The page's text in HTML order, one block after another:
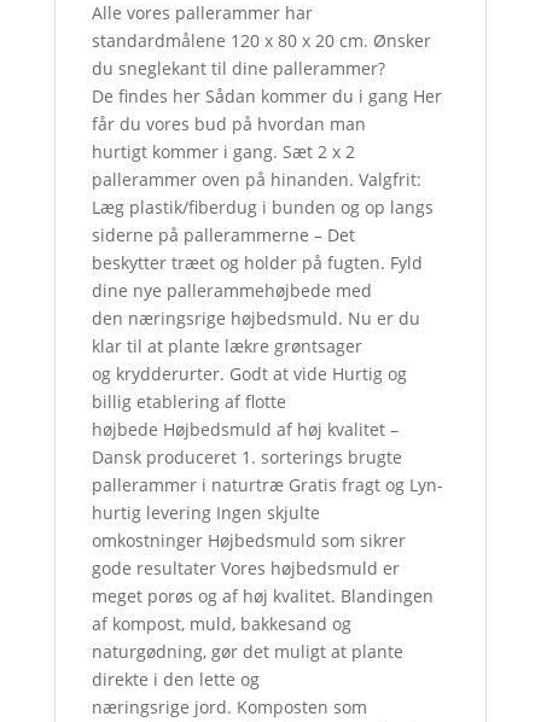
Alle vores pallerammer har
standardmålene 120 x 80 x 20 cm. Ønsker
du sneglekant til dine pallerammer?
De findes her Sådan kommer du i gang Her
får du vores bud på hvordan man
hurtigt kommer i gang. Sæt 2 x 2
pallerammer oven på hinanden. Valgfrit:
Læg plastik/fiberdug i bunden og op langs
siderne på pallerammerne – Det
beskytter træet og holder på fugten. Fyld
dine nye pallerammehøjbede med
den næringsrige højbedsmuld. Nu er du
klar til at plante lækre grøntsager
og krydderurter. Godt at vide Hurtig og
billig etablering af flotte
højbede Højbedsmuld af høj kvalitet –
Dansk produceret 1. sorterings brugte
pallerammer i naturtræ Gratis fragt og Lyn-
hurtig levering Ingen skjulte
omkostninger Højbedsmuld som sikrer
gode resultater Vores højbedsmuld er
meget porøs og af høj kvalitet. Blandingen
af kompost, muld, bakkesand og
naturgødning, gør det muligt at plante
direkte i den lette og
næringsrige jord. Komposten som